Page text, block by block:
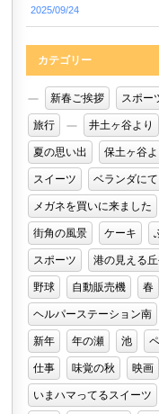
2025/09/24
カテゴリー
新春ご挨拶 スポー
旅行 井土ヶ谷より
夏の思い出 保土ヶ谷よ
スイーツ ベランダにて
メガネを買いに来ました
街角の風景 ケーキ
スポーツ 港の見える
野球 自動販売機 春
ヘルパーステーション南
新年 年の瀬 池
仕事 味覚の秋 映画
いまハマってるスイーツ